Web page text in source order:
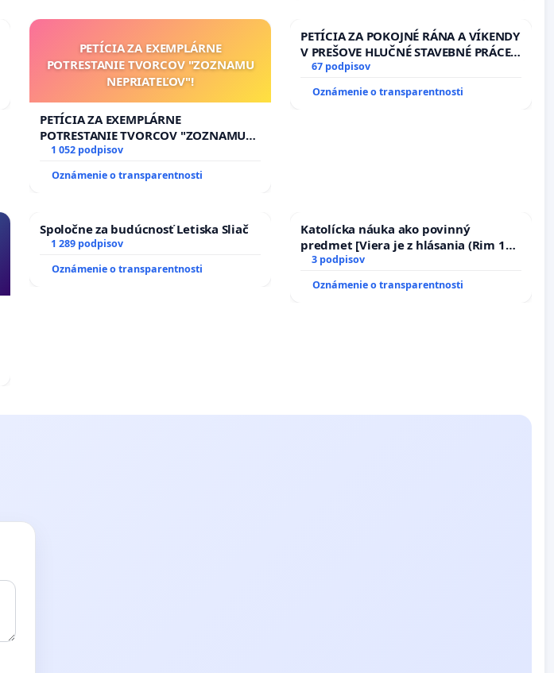
PETÍCIA ZA EXEMPLÁRNE
POTRESTANIE TVORCOV "ZOZNAMU
NEPRIATEĽOV"!
PETÍCIA ZA EXEMPLÁRNE
POTRESTANIE TVORCOV "ZOZNAMU
NEPRIATEĽOV"!
1 052 podpisov
Oznámenie o transparentnosti
PETÍCIA ZA POKOJNÉ RÁNA A VÍKENDY
V PREŠOVE HLUČNÉ STAVEBNÉ PRÁCE
V SOBOTU LEN OD 9.00 DO 13.00
8.00 – 18.00 HOD. A PRAVIDELNÁ
67 podpisov
Oznámenie o transparentnosti
Spoločne za budúcnosť Letiska Sliač
1 289 podpisov
Oznámenie o transparentnosti
Katolícka náuka ako povinný
predmet [Viera je z hlásania (Rim 10,
17)]
3 podpisov
Oznámenie o transparentnosti